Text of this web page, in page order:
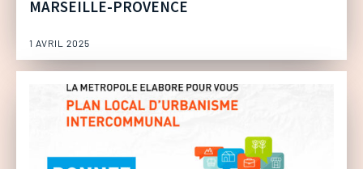
MARSEILLE-PROVENCE
1 AVRIL 2025